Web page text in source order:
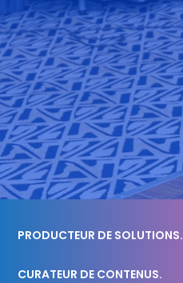
PRODUCTEUR DE SOLUTIONS.
CURATEUR DE CONTENUS.